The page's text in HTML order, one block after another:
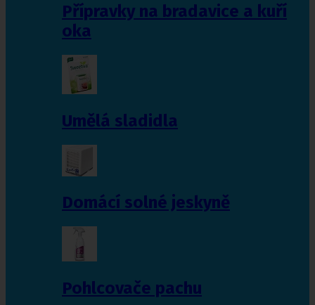
Přípravky na bradavice a kuří
oka
Umělá sladidla
Domácí solné jeskyně
Pohlcovače pachu